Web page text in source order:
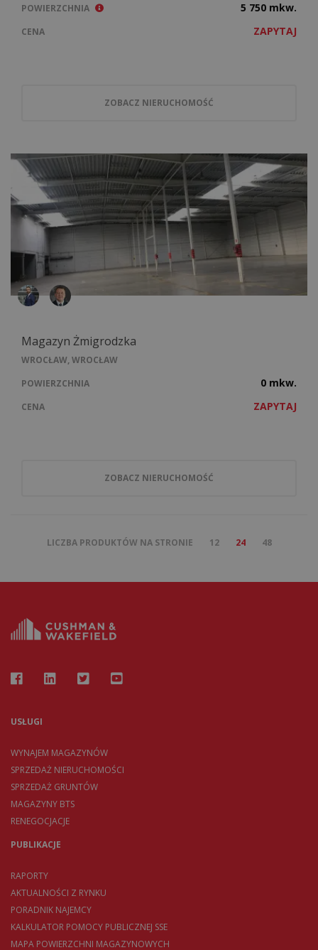
POWIERZCHNIA
5 750 mkw.
CENA ZAPYTAJ
ZOBACZ NIERUCHOMOŚĆ
Magazyn Żmigrodzka
WROCŁAW, WROCŁAW
POWIERZCHNIA
0 mkw.
CENA ZAPYTAJ
ZOBACZ NIERUCHOMOŚĆ
LICZBA PRODUKTÓW NA STRONIE 12 24 48
USŁUGI
WYNAJEM MAGAZYNÓW
SPRZEDAŻ NIERUCHOMOŚCI
SPRZEDAŻ GRUNTÓW
MAGAZYNY BTS
RENEGOCJACJE
PUBLIKACJE
RAPORTY
AKTUALNOŚCI Z RYNKU
PORADNIK NAJEMCY
KALKULATOR POMOCY PUBLICZNEJ SSE
MAPA POWIERZCHNI MAGAZYNOWYCH